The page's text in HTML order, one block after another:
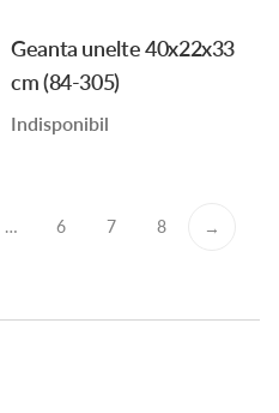
Geanta unelte 40x22x33
cm (84-305)
Indisponibil
… 6 7 8 →